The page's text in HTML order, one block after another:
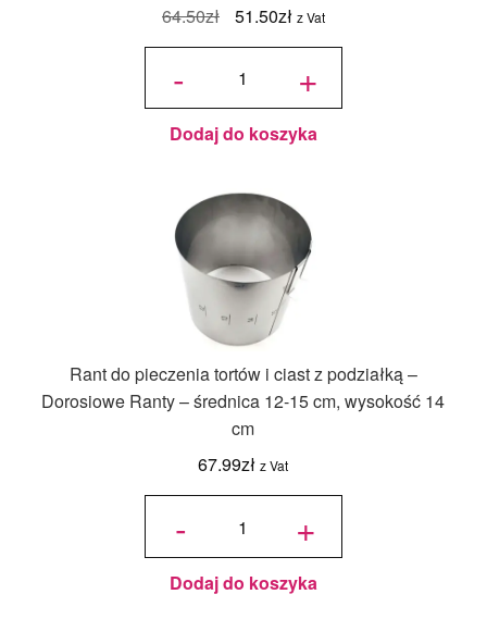
64.50zł
Pierwotna
cena
wynosiła:
51.50złAktualna
cena
51.50zł.
z Vat
-
ilość
tort
34x34x28
- 5 szt. +
Dodaj do koszyka
Rant do pieczenia tortów i ciast z podziałką –
Dorosiowe Ranty – średnica 12-15 cm, wysokość 14
cm
67.99zł z Vat
-
ilość Rant
tortów i
ciast z
podziałką
-
Dorosiowe
średnica
12-15 cm,
wysokość
+
Dodaj do koszyka